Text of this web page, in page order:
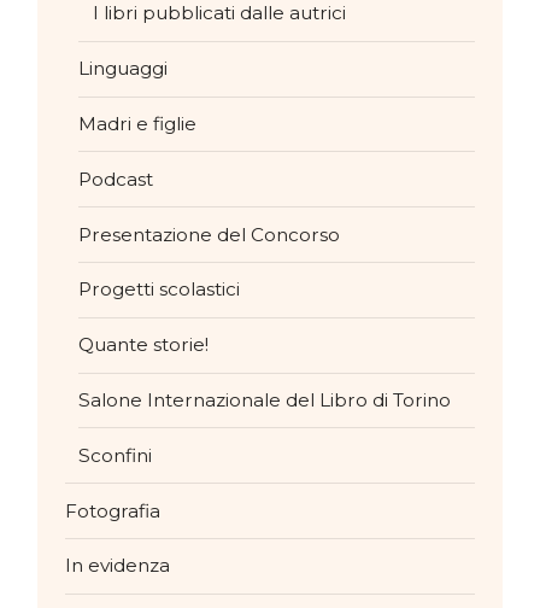
I libri pubblicati dalle autrici
Linguaggi
Madri e figlie
Podcast
Presentazione del Concorso
Progetti scolastici
Quante storie!
Salone Internazionale del Libro di Torino
Sconfini
Fotografia
In evidenza